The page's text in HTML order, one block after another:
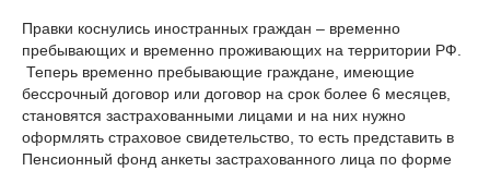
Правки коснулись иностранных граждан – временно
пребывающих и временно проживающих на территории РФ.
Теперь временно пребывающие граждане, имеющие
бессрочный договор или договор на срок более 6 месяцев,
становятся застрахованными лицами и на них нужно
оформлять страховое свидетельство, то есть представить в
Пенсионный фонд анкеты застрахованного лица по форме